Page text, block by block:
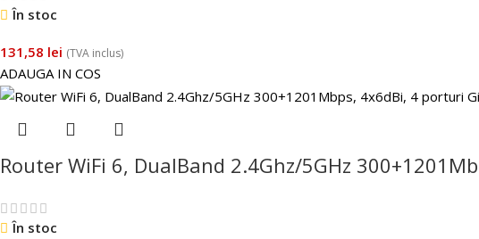
În stoc
131,58 lei (TVA inclus)
ADAUGA IN COS
Router WiFi 6, DualBand 2.4Ghz/5GHz
În stoc